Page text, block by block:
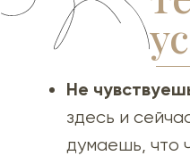
Не
здесь и
думаешь, что